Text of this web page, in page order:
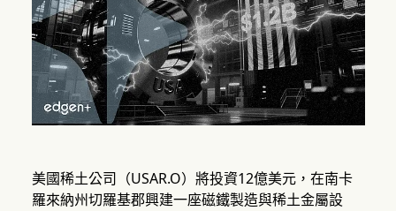
美國稀土公司（USAR.O）將投資12億美元，在南卡
羅來納州切羅基郡興建一座磁鐵製造與稀土金屬設